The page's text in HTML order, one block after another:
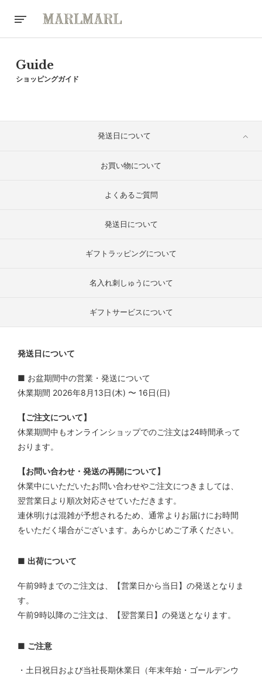
Guide
ショッピングガイド
発送日について
お買い物について
よくあるご質問
発送日について
ギフトラッピングについて
名入れ刺しゅうについて
ギフトサービスについて
発送日について
■ お盆期間中の営業・発送について
休業期間 2026年8月13日(木) 〜 16日(日)
【ご注文について】
休業期間中もオンラインショップでのご注文は24時間承って
おります。
【お問い合わせ・発送の再開について】
休業中にいただいたお問い合わせやご注文につきましては、
翌営業日より順次対応させていただきます。
連休明けは混雑が予想されるため、通常よりお届けにお時間
をいただく場合がございます。あらかじめご了承ください。
■ 出荷について
午前9時までのご注文は、【営業日から当日】の発送となりま
す。
午前9時以降のご注文は、【翌営業日】の発送となります。
■ ご注意
・土日祝日および当社長期休業日（年末年始・ゴールデンウ